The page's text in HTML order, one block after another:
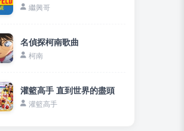
繼興哥
名偵探柯南歌曲
柯南
灌籃高手 直到世界的盡頭
灌籃高手